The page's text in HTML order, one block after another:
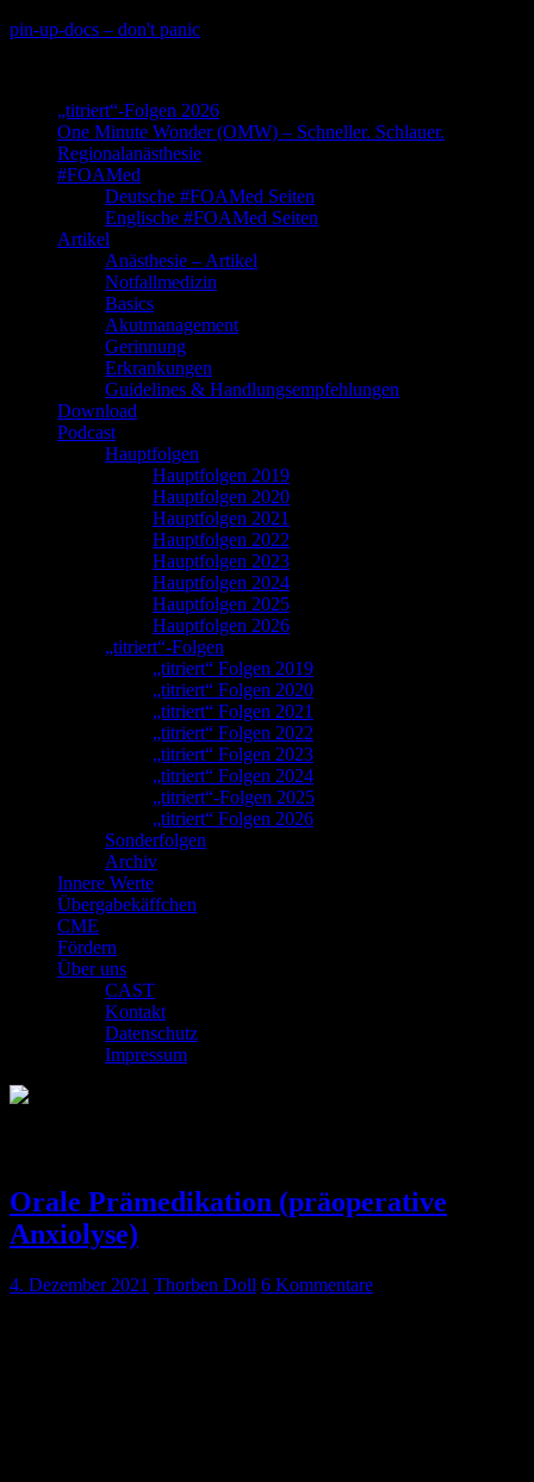
Skip
pin-up-docs – don't panic
„titriert“-Folgen 2026
One Minute Wonder (OMW) – Schneller. Schlauer.
Regionalanästhesie
#FOAMed
Deutsche #FOAMed Seiten
Englische #FOAMed Seiten
Artikel
Anästhesie – Artikel
Notfallmedizin
Basics
Akutmanagement
Gerinnung
Erkrankungen
Guidelines & Handlungsempfehlungen
Download
Podcast
Hauptfolgen
Hauptfolgen 2019
Hauptfolgen 2020
Hauptfolgen 2021
Hauptfolgen 2022
Hauptfolgen 2023
Hauptfolgen 2024
Hauptfolgen 2025
Hauptfolgen 2026
„titriert“-Folgen
„titriert“ Folgen 2019
„titriert“ Folgen 2020
„titriert“ Folgen 2021
„titriert“ Folgen 2022
„titriert“ Folgen 2023
„titriert“ Folgen 2024
„titriert“-Folgen 2025
„titriert“ Folgen 2026
Sonderfolgen
Archiv
Innere Werte
Übergabekäffchen
CME
Fördern
Über uns
CAST
Kontakt
Datenschutz
Impressum
Orale Prämedikation (präoperative
Anxiolyse)
4. Dezember 2021 Thorben Doll 6 Kommentare